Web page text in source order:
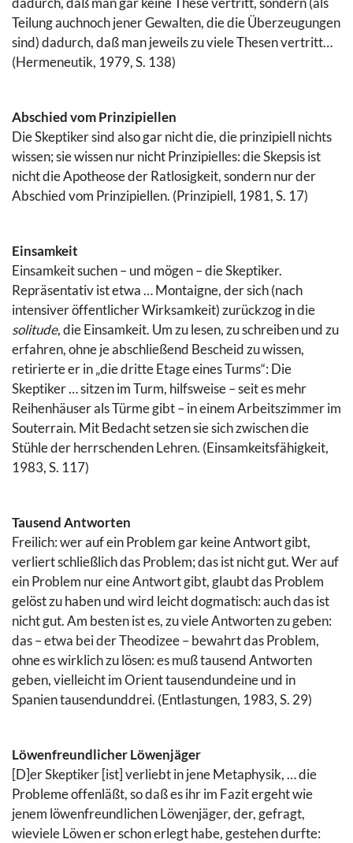
Teilung auchnoch jener Gewalten, die die Überzeugungen
sind) dadurch, daß man jeweils zu viele Thesen vertritt…
(Hermeneutik, 1979, S. 138)
Abschied vom Prinzipiellen
Die Skeptiker sind also gar nicht die, die prinzipiell nichts
wissen; sie wissen nur nicht Prinzipielles: die Skepsis ist
nicht die Apotheose der Ratlosigkeit, sondern nur der
Abschied vom Prinzipiellen. (Prinzipiell, 1981, S. 17)
Einsamkeit
Einsamkeit suchen – und mögen – die Skeptiker.
Repräsentativ ist etwa … Montaigne, der sich (nach
intensiver öffentlicher Wirksamkeit) zurückzog in die
solitude, die Einsamkeit. Um zu lesen, zu schreiben und zu
erfahren, ohne je abschließend Bescheid zu wissen,
retirierte er in „die dritte Etage eines Turms“: Die
Skeptiker … sitzen im Turm, hilfsweise – seit es mehr
Reihenhäuser als Türme gibt – in einem Arbeitszimmer im
Souterrain. Mit Bedacht setzen sie sich zwischen die
Stühle der herrschenden Lehren. (Einsamkeitsfähigkeit,
1983, S. 117)
Tausend Antworten
Freilich: wer auf ein Problem gar keine Antwort gibt,
verliert schließlich das Problem; das ist nicht gut. Wer auf
ein Problem nur eine Antwort gibt, glaubt das Problem
gelöst zu haben und wird leicht dogmatisch: auch das ist
nicht gut. Am besten ist es, zu viele Antworten zu geben:
das – etwa bei der Theodizee – bewahrt das Problem,
ohne es wirklich zu lösen: es muß tausend Antworten
geben, vielleicht im Orient tausendundeine und in
Spanien tausendunddrei. (Entlastungen, 1983, S. 29)
Löwenfreundlicher Löwenjäger
[D]er Skeptiker [ist] verliebt in jene Metaphysik, … die
Probleme offenläßt, so daß es ihr im Fazit ergeht wie
jenem löwenfreundlichen Löwenjäger, der, gefragt,
wieviele Löwen er schon erlegt habe, gestehen durfte: